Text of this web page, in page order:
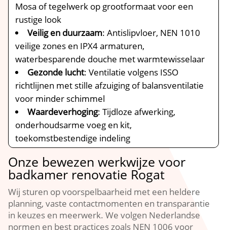
Mosa of tegelwerk op grootformaat voor een
rustige look
Veilig en duurzaam: Antislipvloer, NEN 1010
veilige zones en IPX4 armaturen,
waterbesparende douche met warmtewisselaar
Gezonde lucht: Ventilatie volgens ISSO
richtlijnen met stille afzuiging of balansventilatie
voor minder schimmel
Waardeverhoging: Tijdloze afwerking,
onderhoudsarme voeg en kit,
toekomstbestendige indeling
Onze bewezen werkwijze voor
badkamer renovatie Rogat
Wij sturen op voorspelbaarheid met een heldere
planning, vaste contactmomenten en transparantie
in keuzes en meerwerk. We volgen Nederlandse
normen en best practices zoals NEN 1006 voor